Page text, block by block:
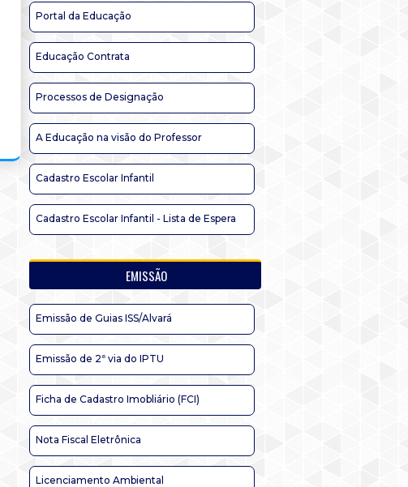
Portal da Educação
Educação Contrata
Processos de Designação
A Educação na visão do Professor
Cadastro Escolar Infantil
Cadastro Escolar Infantil - Lista de Espera
EMISSÃO
Emissão de Guias ISS/Alvará
Emissão de 2ª via do IPTU
Ficha de Cadastro Imobliário (FCI)
Nota Fiscal Eletrônica
Licenciamento Ambiental